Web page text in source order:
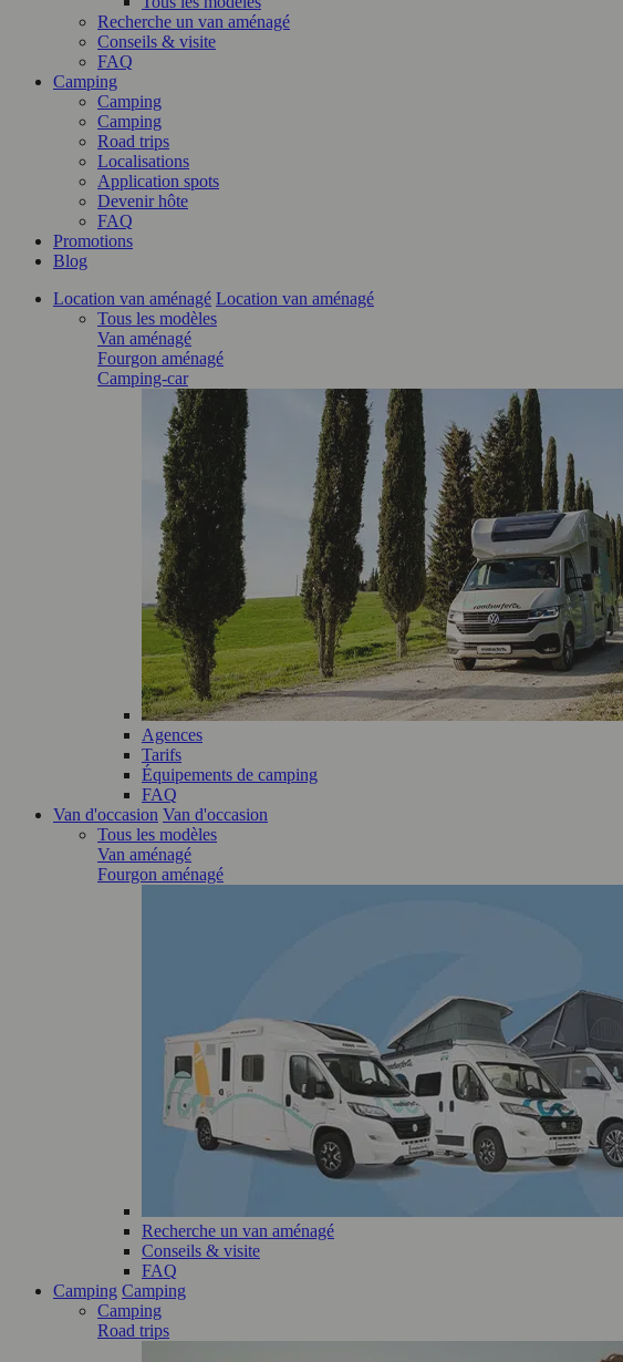
Recherche un van aménagé
Conseils & visite
FAQ
Camping
Camping
Camping
Road trips
Localisations
Application spots
Devenir hôte
FAQ
Promotions
Blog
Location van aménagé Location van aménagé
Tous les modèles
Van aménagé
Fourgon aménagé
Camping-car
Agences
Tarifs
Équipements de camping
FAQ
Van d'occasion Van d'occasion
Tous les modèles
Van aménagé
Fourgon aménagé
Recherche un van aménagé
Conseils & visite
FAQ
Camping Camping
Camping
Road trips